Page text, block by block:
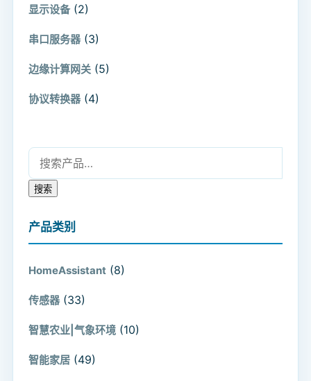
显示设备 (2)
串口服务器 (3)
边缘计算网关 (5)
协议转换器 (4)
搜索：
搜索
产品类别
HomeAssistant (8)
传感器 (33)
智慧农业|气象环境 (10)
智能家居 (49)